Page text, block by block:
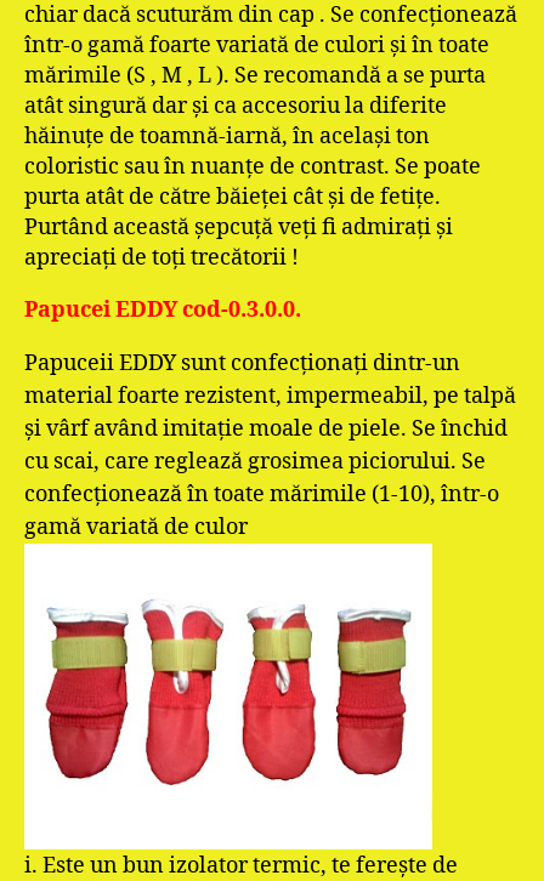
chiar dacă scuturăm din cap . Se confecţionează
într-o gamă foarte variată de culori şi în toate
mărimile (S , M , L ). Se recomandă a se purta
atât singură dar şi ca accesoriu la diferite
hăinuţe de toamnă-iarnă, în acelaşi ton
coloristic sau în nuanţe de contrast. Se poate
purta atât de către băieţei cât şi de fetiţe.
Purtând această şepcuţă veţi fi admiraţi şi
apreciaţi de toţi trecătorii !
Papucei EDDY cod-0.3.0.0.
Papuceii EDDY sunt confecţionaţi dintr-un
material foarte rezistent, impermeabil, pe talpă
şi vârf având imitaţie moale de piele. Se închid
cu scai, care reglează grosimea piciorului. Se
confecţionează în toate mărimile (1-10), într-o
gamă variată de culor
i. Este un bun izolator termic, te fereşte de